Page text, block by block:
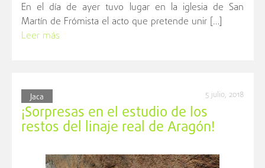
En el día de ayer tuvo lugar en la iglesia de San
Martín de Frómista el acto que pretende unir […]
Leer más
Jaca 5 julio, 2018
¡Sorpresas en el estudio de los
restos del linaje real de Aragón!